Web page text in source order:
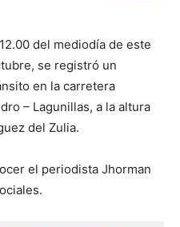
del mediodía de este
se registró un
en la carretera
– Lagunillas, a la altura
del Zulia.
el periodista Jhorman